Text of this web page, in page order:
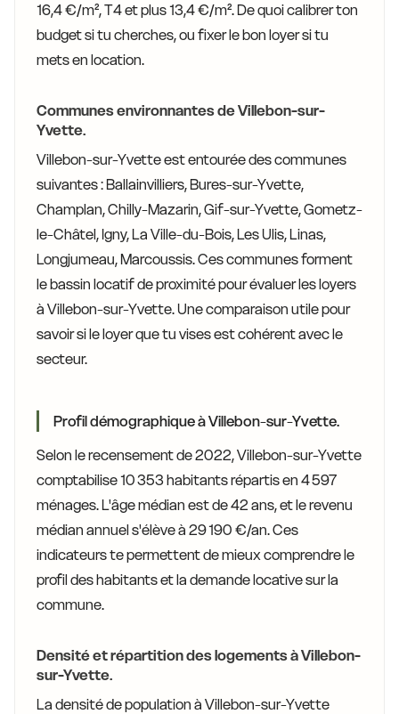
16,4 €/m², T4 et plus 13,4 €/m². De quoi calibrer ton
budget si tu cherches, ou fixer le bon loyer si tu
mets en location.
Communes environnantes de Villebon-sur-
Yvette.
Villebon-sur-Yvette est entourée des communes
suivantes : Ballainvilliers, Bures-sur-Yvette,
Champlan, Chilly-Mazarin, Gif-sur-Yvette, Gometz-
le-Châtel, Igny, La Ville-du-Bois, Les Ulis, Linas,
Longjumeau, Marcoussis. Ces communes forment
le bassin locatif de proximité pour évaluer les loyers
à Villebon-sur-Yvette. Une comparaison utile pour
savoir si le loyer que tu vises est cohérent avec le
secteur.
Profil démographique à Villebon-sur-Yvette.
Selon le recensement de 2022, Villebon-sur-Yvette
comptabilise 10 353 habitants répartis en 4 597
ménages. L'âge médian est de 42 ans, et le revenu
médian annuel s'élève à 29 190 €/an. Ces
indicateurs te permettent de mieux comprendre le
profil des habitants et la demande locative sur la
commune.
Densité et répartition des logements à Villebon-
sur-Yvette.
La densité de population à Villebon-sur-Yvette